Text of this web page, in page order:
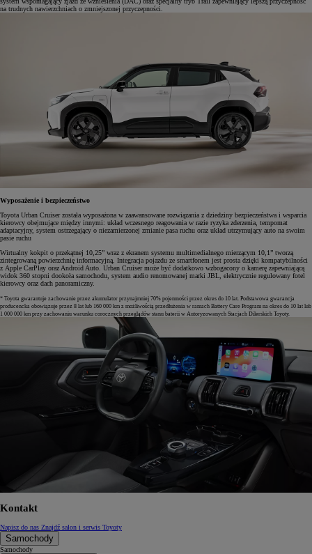
na trudnych nawierzchniach o zmniejszonej przyczepności.
Wyposażenie i bezpieczeństwo
Toyota Urban Cruiser została wyposażona w zaawansowane rozwiązania z dziedziny bezpieczeństwa i wsparcia
kierowcy obejmujące między innymi: układ wczesnego reagowania w razie ryzyka zderzenia, tempomat
adaptacyjny, system ostrzegający o niezamierzonej zmianie pasa ruchu oraz układ utrzymujący auto na swoim
pasie ruchu
Wirtualny kokpit o przekątnej 10,25” wraz z ekranem systemu multimedialnego mierzącym 10,1” tworzą
zintegrowaną powierzchnię informacyjną. Integracja pojazdu ze smartfonem jest prosta dzięki kompatybilności
z Apple CarPlay oraz Android Auto. Urban Cruiser może być dodatkowo wzbogacony o kamerę zapewniającą
widok 360 stopni dookoła samochodu, system audio renomowanej marki JBL, elektrycznie regulowany fotel
kierowcy oraz dach panoramiczny.
* Toyota gwarantuje zachowanie przez akumulator przynajmniej 70% pojemności przez okres do 10 lat. Podstawowa gwarancja
producencka obowiązuje przez 8 lat lub 160 000 km z możliwością przedłużenia w ramach Battery Care Program na okres do 10 lat lub
1 000 000 km przy zachowaniu warunku corocznych przeglądów stanu baterii w Autoryzowanych Stacjach Dilerskich Toyoty.
Kontakt
Napisz do nas Znajdź salon i serwis Toyoty
Samochody
Samochody